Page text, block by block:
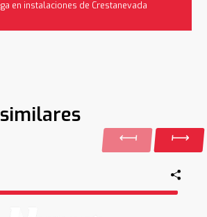
en instalaciones de Crestanevada